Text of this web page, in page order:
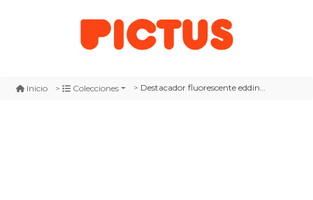
Inicio Colecciones Destacador fluorescente edding e-345 verde claro